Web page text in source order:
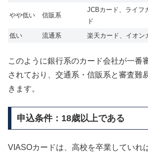
やや低い 信販系
JCBカード、ライフ
ド
低い
流通系 楽天カード、イオン
このように銀行系のカード会社が一番
されており、交通系・信販系と審査難
きます。
申込条件：18歳以上である
VIASOカードは、高校を卒業していれ